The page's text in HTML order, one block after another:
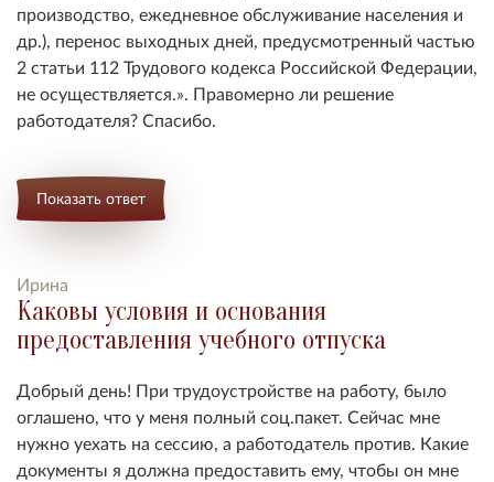
производство, ежедневное обслуживание населения и
др.), перенос выходных дней, предусмотренный частью
2 статьи 112 Трудового кодекса Российской Федерации,
не осуществляется.». Правомерно ли решение
работодателя? Спасибо.
Показать ответ
Ирина
Каковы условия и основания
предоставления учебного отпуска
Добрый день! При трудоустройстве на работу, было
оглашено, что у меня полный соц.пакет. Сейчас мне
нужно уехать на сессию, а работодатель против. Какие
документы я должна предоставить ему, чтобы он мне